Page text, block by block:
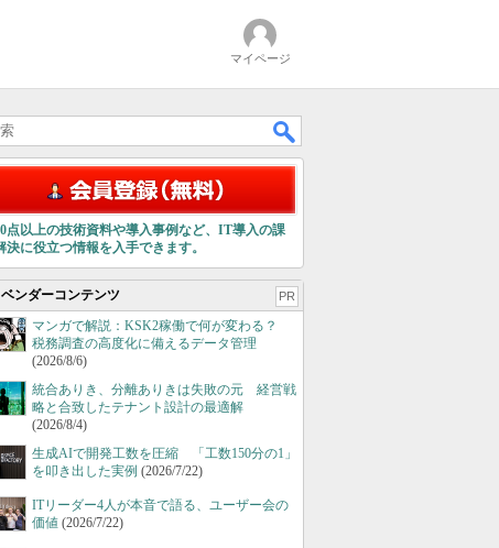
マイページ
点以上の技術資料や導入事例など、IT導入の課
決に役立つ情報を入手できます。
ベンダーコンテンツ PR
マンガで解説：KSK2稼働で何が変わる？
税務調査の高度化に備えるデータ管理
(2026/8/6)
統合ありき、分離ありきは失敗の元 経営戦
略と合致したテナント設計の最適解
(2026/8/4)
生成AIで開発工数を圧縮 「工数150分の1」
を叩き出した実例 (2026/7/22)
ITリーダー4人が本音で語る、ユーザー会の
価値 (2026/7/22)